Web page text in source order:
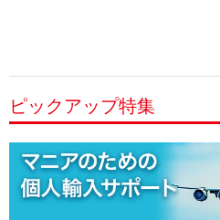
ピックアップ特集